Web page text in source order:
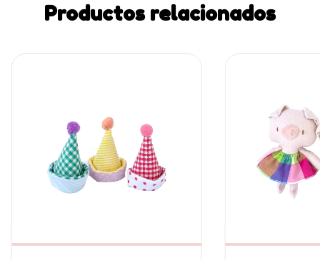
Productos relacionados